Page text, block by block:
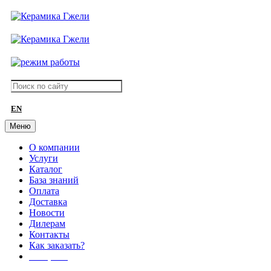
EN
Меню
О компании
Услуги
Каталог
База знаний
Оплата
Доставка
Новости
Дилерам
Контакты
Как заказать?